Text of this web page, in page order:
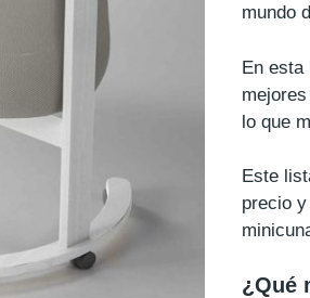
mundo
En esta
lo que
Este
precio
¿Qué